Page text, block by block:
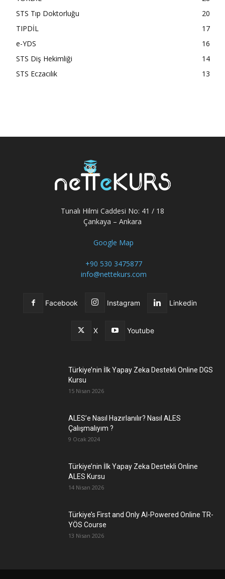
STS Tıp Doktorluğu
20
TIPDİL
17
e-YDS
16
STS Diş Hekimliği
14
STS Eczacılık
13
Tunalı Hilmi Caddesi No: 41 / 18
Çankaya – Ankara
Google Map
+90 530 3475877
info@nettekurs.com
Facebook Instagram Linkedin
X Youtube
Türkiye’nin İlk Yapay Zeka Destekli Online DGS
Kursu
15 Nisan 2026
ALES’e Nasıl Hazırlanılır? Nasıl ALES
Çalışmalıyım ?
9 Ocak 2024
Türkiye’nin İlk Yapay Zeka Destekli Online
ALES Kursu
14 Nisan 2026
Türkiye’s First and Only AI-Powered Online TR-
YÖS Course
13 Nisan 2026